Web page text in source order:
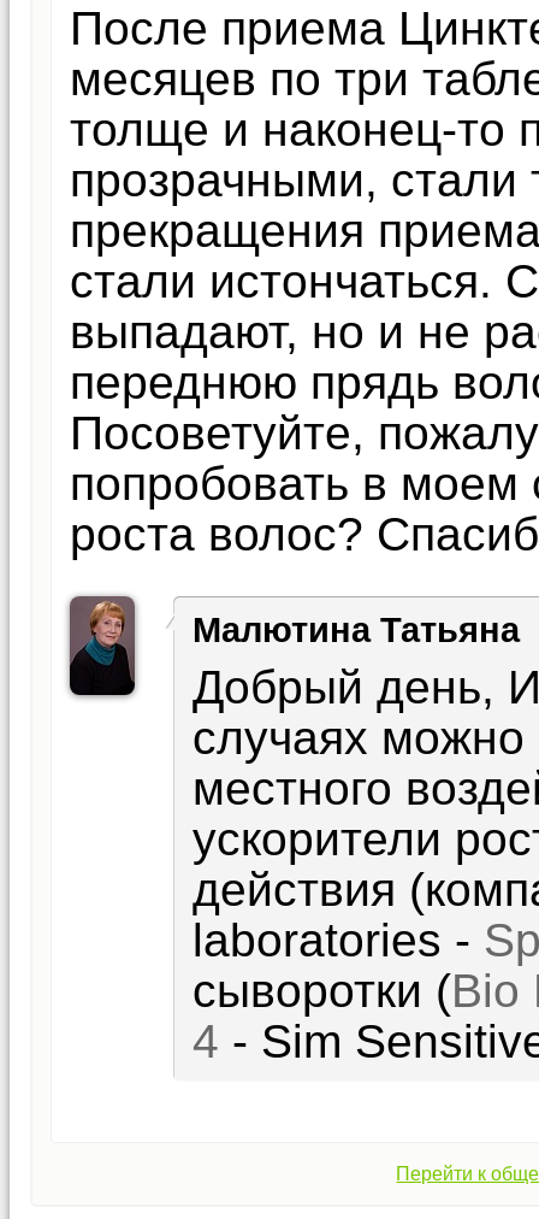
После приема
месяцев по три
толще и наконец-то
прозрачными,
прекращения
стали истончаться.
выпадают, но и не
переднюю прядь
Посоветуйте,
попробовать в моем
роста волос?
Малютина Татьяна
Добрый день,
случаях можно
местного
ускорители
действия
laboratories -
сыворотки (Bio
4 - Sim
Перейти к